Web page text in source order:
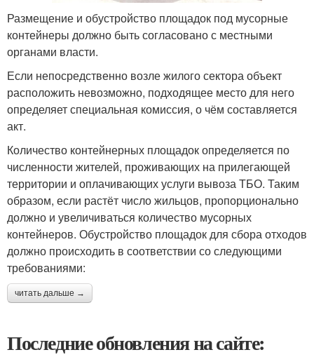
Размещение и обустройство площадок под мусорные
контейнеры должно быть согласовано с местными
органами власти.
Если непосредственно возле жилого сектора объект
расположить невозможно, подходящее место для него
определяет специальная комиссия, о чём составляется
акт.
Количество контейнерных площадок определяется по
численности жителей, проживающих на прилегающей
территории и оплачивающих услуги вывоза ТБО. Таким
образом, если растёт число жильцов, пропорционально
должно и увеличиваться количество мусорных
контейнеров. Обустройство площадок для сбора отходов
должно происходить в соответствии со следующими
требованиями:
читать дальше →
Последние обновления на сайте: